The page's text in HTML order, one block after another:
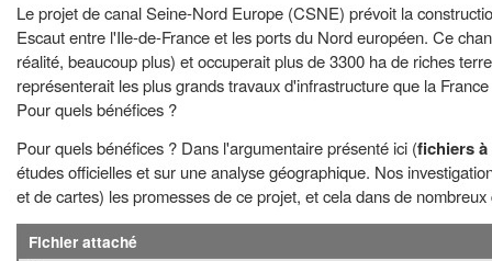
Le projet de canal Seine-Nord Europe (CSNE) prévoit la
Escaut entre l'Ile-de-France et les ports du Nord européen. Ce
réalité, beaucoup plus) et occuperait plus de 3300 ha de riches
représenterait les plus grands travaux d'infrastructure que la
Pour quels bénéfices ?
Pour quels bénéfices ? Dans l'argumentaire présenté ici (fichiers
études officielles et sur une analyse géographique. Nos
et de cartes) les promesses de ce projet, et cela dans de nombreux
Fichier attaché